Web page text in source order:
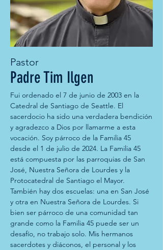
Pastor
Padre Tim Ilgen
Fui ordenado el 7 de junio de 2003 en la
Catedral de Santiago de Seattle. El
sacerdocio ha sido una verdadera bendición
y agradezco a Dios por llamarme a esta
vocación. Soy párroco de la Familia 45
desde el 1 de julio de 2024. La Familia 45
está compuesta por las parroquias de San
José, Nuestra Señora de Lourdes y la
Protocatedral de Santiago el Mayor.
También hay dos escuelas: una en San José
y otra en Nuestra Señora de Lourdes. Si
bien ser párroco de una comunidad tan
grande como la Familia 45 puede ser un
desafío, no trabajo solo. Mis hermanos
sacerdotes y diáconos, el personal y los